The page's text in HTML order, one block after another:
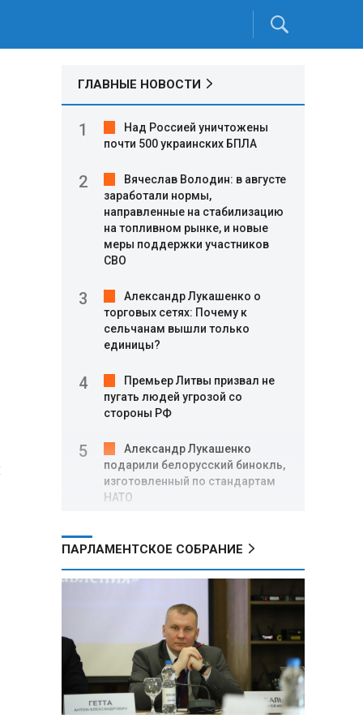
ГЛАВНЫЕ НОВОСТИ
Над Россией уничтожены
почти 500 украинских БПЛА
Вячеслав Володин: в августе
заработали нормы,
направленные на стабилизацию
на топливном рынке, и новые
меры поддержки участников
СВО
Александр Лукашенко о
торговых сетях: Почему к
сельчанам вышли только
единицы?
Премьер Литвы призвал не
пугать людей угрозой со
стороны РФ
Александр Лукашенко
подарили белорусский бинокль,
изготовленный по стандартам
НАТО
новых атаках ВСУ пострадали
Александр Лукашенко о
работе Белкоопсоюза: «Если это
так, это жуть»
Минск возглавил рейтинг
самых популярных зарубежных
городов у российских туристов
ПАРЛАМЕНТСКОЕ СОБРАНИЕ